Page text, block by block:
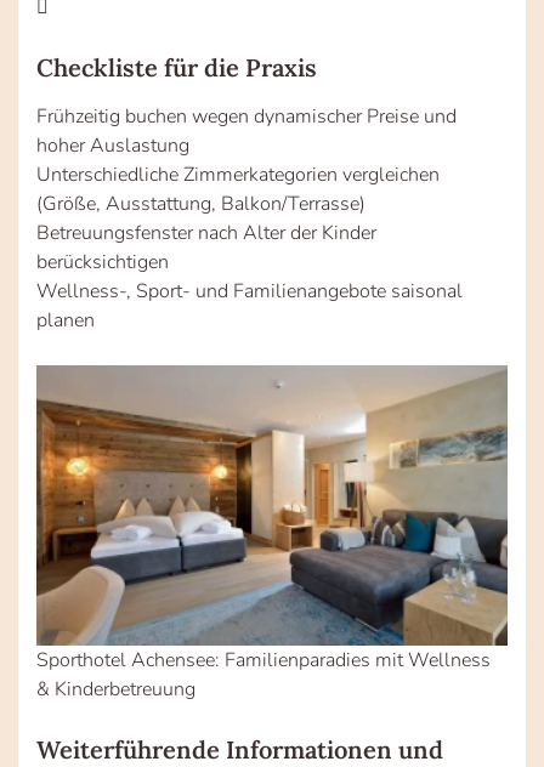
Checkliste für die Praxis
Frühzeitig buchen wegen dynamischer Preise und
hoher Auslastung
Unterschiedliche Zimmerkategorien vergleichen
(Größe, Ausstattung, Balkon/Terrasse)
Betreuungsfenster nach Alter der Kinder
berücksichtigen
Wellness-, Sport- und Familienangebote saisonal
planen
Sporthotel Achensee: Familienparadies mit Wellness
& Kinderbetreuung
Weiterführende Informationen und